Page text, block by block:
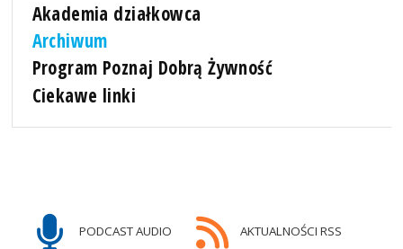
Akademia działkowca
Archiwum
Program Poznaj Dobrą Żywność
Ciekawe linki
PODCAST AUDIO AKTUALNOŚCI RSS